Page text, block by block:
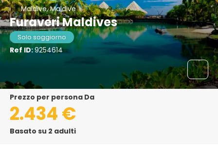
Maldive, Maldive
Furaveri Maldives
Solo soggiorno
Ref ID:9254614
Prezzo per persona Da
2.434 €
Basato su 2 adulti